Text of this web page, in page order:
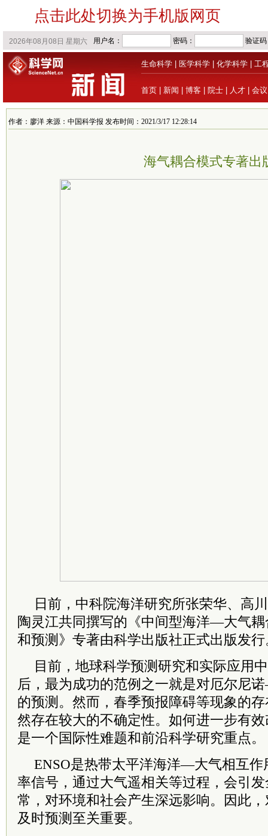
点击此处切换为手机版网页
生命科学 医学科学 化学科学 工
首页 新闻 博客 院士 人才 会议
作者：廖洋 来源：中国科学报 发布时间：2021/3/17 12:28:14
海气耦合模式专著出
日前， 中科院海洋研究所张荣华、高
陶灵江共同撰写的《中间型海洋—大气耦
和预测》专著由科学出版社正式出版发行
目前，地球科学预测研究和实际应用
后，最为成功的范例之一就是对厄尔尼
的预测。然而，春季预报障碍等现象的
然存在较大的不确定性。如何进一步有
是一个国际性难题和前沿科学研究重点。
ENSO是热带太平洋海洋—大气相互作
率信号，通过大气遥相关等过程，会引
常，对环境和社会产生深远影响。因此
及时预测至关重要。